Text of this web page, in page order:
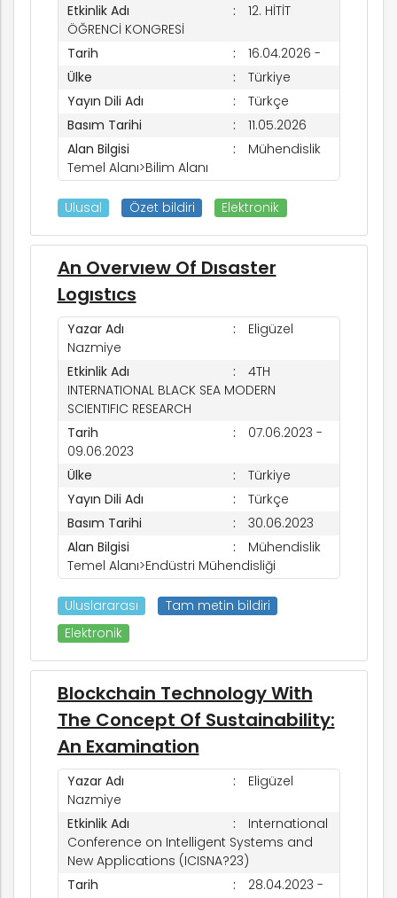
Etkinlik Adı
12. HİTİT
ÖĞRENCİ KONGRESİ
Tarih
16.04.2026 -
Ülke
Türkiye
Yayın Dili Adı
Türkçe
Basım Tarihi
11.05.2026
Alan Bilgisi
Mühendislik
Temel Alanı>Bilim Alanı
Ulusal Özet bildiri Elektronik
An Overvıew Of Dısaster
Logıstıcs
Yazar Adı
Eligüzel
Nazmiye
Etkinlik Adı
4TH
INTERNATIONAL BLACK SEA MODERN
SCIENTIFIC RESEARCH
Tarih
07.06.2023 -
09.06.2023
Ülke
Türkiye
Yayın Dili Adı
Türkçe
Basım Tarihi
30.06.2023
Alan Bilgisi
Mühendislik
Temel Alanı>Endüstri Mühendisliği
Uluslararası
Tam metin bildiri
Elektronik
Blockchain Technology With
The Concept Of Sustainability:
An Examination
Yazar Adı
Eligüzel
Nazmiye
Etkinlik Adı
International
Conference on Intelligent Systems and
New Applications (ICISNA?23)
Tarih
28.04.2023 -